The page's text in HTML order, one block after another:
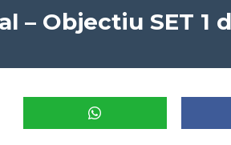
– Objectiu SET 1